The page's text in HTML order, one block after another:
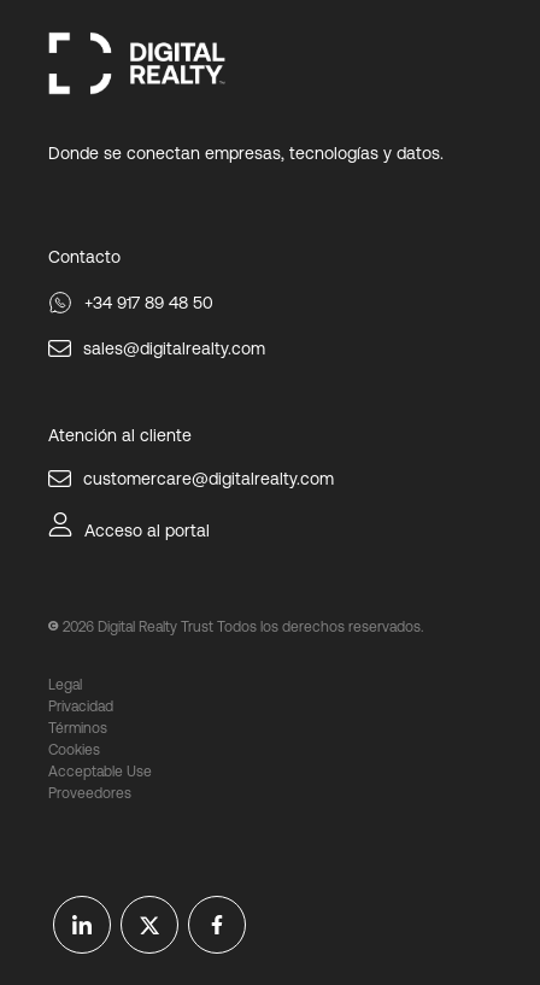
Donde se conectan empresas, tecnologías y datos.
Contacto
+34 917 89 48 50
sales@digitalrealty.com
Atención al cliente
customercare@digitalrealty.com
Acceso al portal
2026 Digital Realty Trust Todos los derechos reservados.
Legal
Privacidad
Términos
Cookies
Acceptable Use
Proveedores